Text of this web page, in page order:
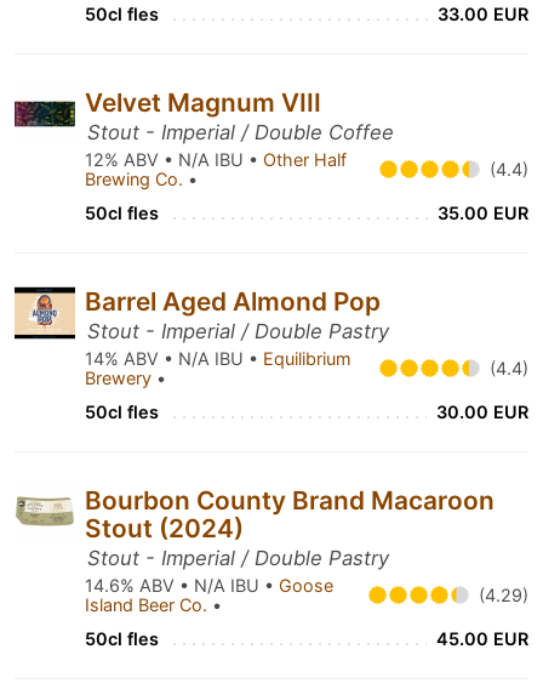
50cl fles 33.00 EUR
Velvet Magnum VIII
Stout - Imperial / Double Coffee
12% ABV • N/A IBU • Other Half
Brewing Co. • (4.4)
50cl fles 35.00 EUR
Barrel Aged Almond Pop
Stout - Imperial / Double Pastry
14% ABV • N/A IBU • Equilibrium
Brewery • (4.4)
50cl fles 30.00 EUR
Bourbon County Brand Macaroon
Stout (2024)
Stout - Imperial / Double Pastry
14.6% ABV • N/A IBU • Goose
Island Beer Co. • (4.29)
50cl fles 45.00 EUR